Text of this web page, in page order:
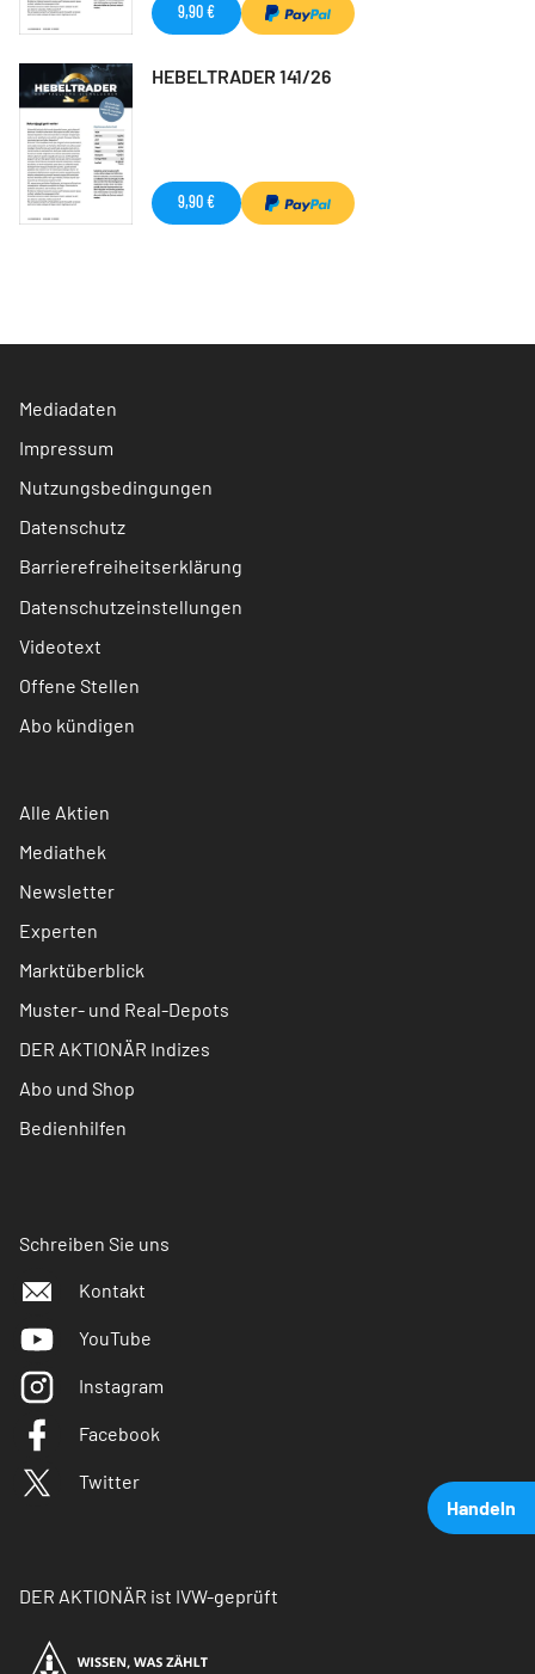
Handeln
9,90 €
HEBELTRADER 141/26
9,90 €
Mediadaten
Impressum
Nutzungsbedingungen
Datenschutz
Barrierefreiheitserklärung
Datenschutzeinstellungen
Videotext
Offene Stellen
Abo kündigen
Alle Aktien
Mediathek
Newsletter
Experten
Marktüberblick
Muster- und Real-Depots
DER AKTIONÄR Indizes
Abo und Shop
Bedienhilfen
Schreiben Sie uns
Kontakt
YouTube
Instagram
Facebook
Twitter
DER AKTIONÄR ist IVW-geprüft